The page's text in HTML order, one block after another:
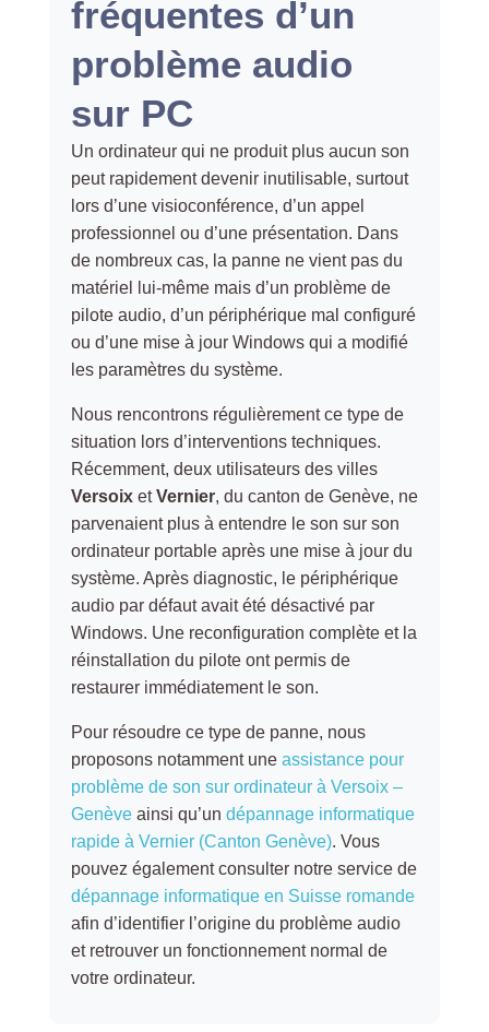
fréquentes d’un
problème audio
sur PC
Un ordinateur qui ne produit plus aucun son
peut rapidement devenir inutilisable, surtout
lors d’une visioconférence, d’un appel
professionnel ou d’une présentation. Dans
de nombreux cas, la panne ne vient pas du
matériel lui-même mais d’un problème de
pilote audio, d’un périphérique mal configuré
ou d’une mise à jour Windows qui a modifié
les paramètres du système.
Nous rencontrons régulièrement ce type de
situation lors d’interventions techniques.
Récemment, deux utilisateurs des villes
VersoixetVernier, du canton de Genève, ne
parvenaient plus à entendre le son sur son
ordinateur portable après une mise à jour du
système. Après diagnostic, le périphérique
audio par défaut avait été désactivé par
Windows. Une reconfiguration complète et la
réinstallation du pilote ont permis de
restaurer immédiatement le son.
Pour résoudre ce type de panne, nous
proposons notamment une assistance pour
problème de son sur ordinateur à Versoix –
Genèveainsi qu’un dépannage informatique
rapide à Vernier (Canton Genève). Vous
pouvez également consulter notre service de
dépannage informatique en Suisse romande
afin d’identifier l’origine du problème audio
et retrouver un fonctionnement normal de
votre ordinateur.